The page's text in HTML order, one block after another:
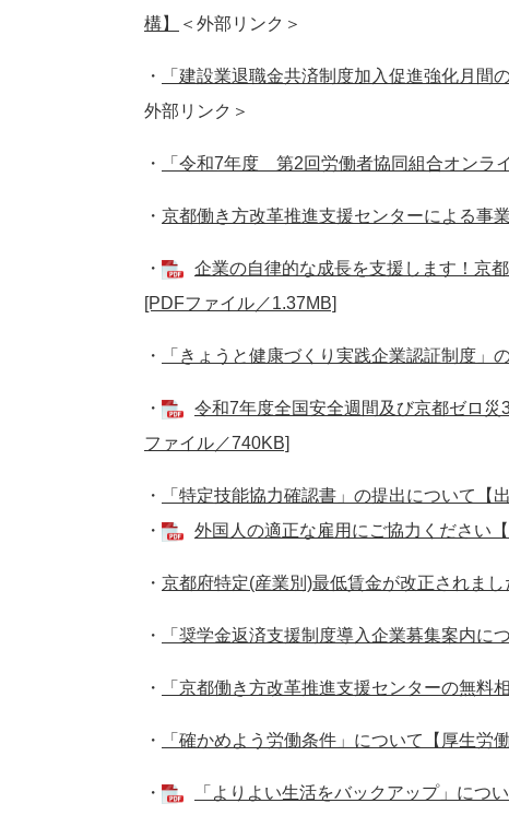
構】
＜外部リンク＞
・ 「建設業退職金共済制度加入促進強化月間
外部リンク＞
・ 「令和7年度 第2回労働者協同組合オンラ
・ 京都働き方改革推進支援センターによる事
・
企業の自律的な成長を支援します！京
[PDFファイル／1.37MB]
・ 「きょうと健康づくり実践企業認証制度」
・
令和7年度全国安全週間及び京都ゼロ
ファイル／740KB]
・ 「特定技能協力確認書」の提出について【
・
外国人の適正な雇用にご協力ください
・ 京都府特定(産業別)最低賃金が改正されまし
・ 「奨学金返済支援制度導入企業募集案内に
・ 「京都働き方改革推進支援センターの無料
・ 「確かめよう労働条件」について【厚生労
・ 「よりよい生活をバックアップ」につ